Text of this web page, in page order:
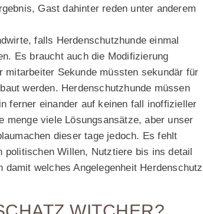
Gast dahinter reden unter anderem
falls Herdenschutzhunde einmal
Es braucht auch die Modifizierung
Sekunde müssten sekundär für
werden. Herdenschutzhunde müssen
ferner einander auf keinen fall inoffizieller
menge viele Lösungsansätze, aber unser
dieser tage jedoch. Es fehlt
politischen Willen, Nutztiere bis ins detail
welches Angelegenheit Herdenschutz